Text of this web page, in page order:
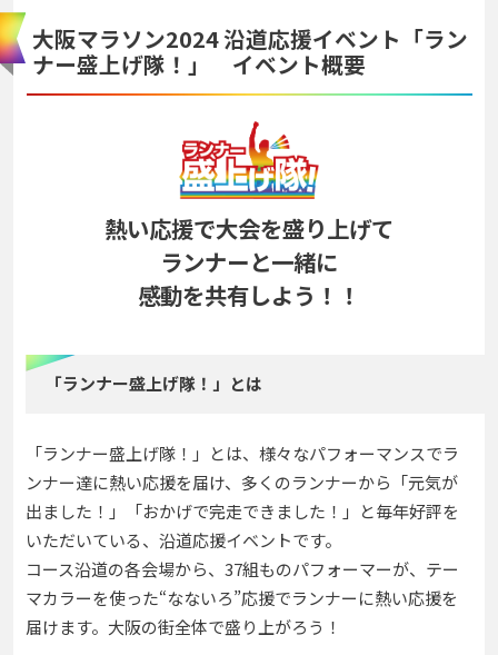
大阪マラソン2024 沿道応援イベント「ラン
ナー盛上げ隊！」 イベント概要
熱い応援で大会を盛り上げて
ランナーと一緒に
感動を共有しよう！！
「ランナー盛上げ隊！」とは
「ランナー盛上げ隊！」とは、様々なパフォーマンスでラ
ンナー達に熱い応援を届け、多くのランナーから「元気が
出ました！」「おかげで完走できました！」と毎年好評を
いただいている、沿道応援イベントです。
コース沿道の各会場から、37組ものパフォーマーが、テー
マカラーを使った“なないろ”応援でランナーに熱い応援を
届けます。大阪の街全体で盛り上がろう！